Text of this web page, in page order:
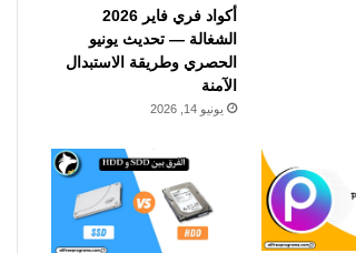
أكواد فري فاير 2026
الشغالة — تحديث يونيو
الحصري وطريقة الاستبدال
الآمنة
يونيو 14, 2026